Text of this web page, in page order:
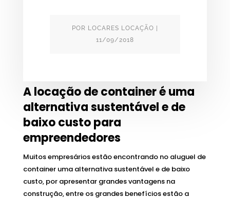
POR LOCARES LOCAÇÃO
11/09/2018
A locação de container é uma
alternativa sustentável e de
baixo custo para
empreendedores
Muitos empresários estão encontrando no aluguel de
container uma alternativa sustentável e de baixo
custo, por apresentar grandes vantagens na
construção, entre os grandes benefícios estão a